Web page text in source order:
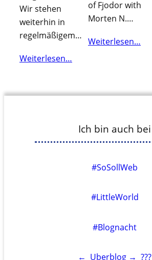
Wir stehen
weiterhin in
regelmäßigem…
Weiterlesen…
of Fjodor with
Morten N.…
Weiterlesen…
Ich bin auch bei
#SoSollWeb
#LittleWorld
#Blognacht
← Uberblog → ???